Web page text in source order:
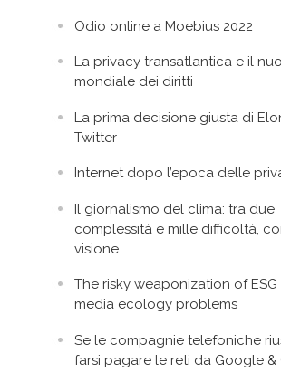
Odio online a Moebius 2022
La privacy transatlantica e il
mondiale dei diritti
La prima decisione giusta di
Twitter
Internet dopo l’epoca delle
Il giornalismo del clima: tra due
complessità e mille difficoltà,
visione
The risky weaponization of
media ecology problems
Se le compagnie telefoniche
farsi pagare le reti da Google &